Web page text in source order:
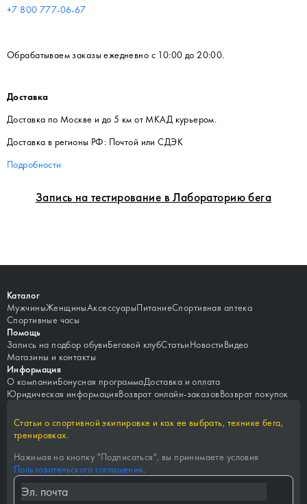
Запись на тестирование в Лабораторию бега
+7 800 777-06-67
Обрабатываем заказы ежедневно с 10:00 до 20:00.
Доставка
Доставка по Москве и до 5 км от МКАД курьером.
Доставка в регионы РФ: Почтой или СДЭК
Подробности
Каталог
МужчиныЖенщиныАксессуарыПитаниеСпортивная аптека
Спортивные часы
Помощь
Запись на подбор обувиБеговой клубСтатьиНовостиВидео
Магазины и контакты
Информация
О компанииБонусная программаДоставка и оплата
Юридическая информацияВозврат онлайн-заказовВозврат покупок
Статьи о спортивной экипировке и как ее выбрать, технике бега,
тренировках.
Нажимая на кнопку "Подписаться", вы принимаете условия
Пользовательского соглашения.